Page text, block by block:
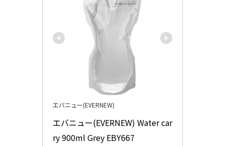
エバニュー(EVERNEW)
エバニュー(EVERNEW) Water car
ry 900ml Grey EBY667